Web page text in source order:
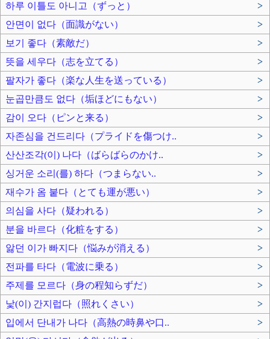
하루 이틀도 아니고（ずっと）
>
안면이 없다（面識がない）
>
보기 좋다（素敵だ）
>
뜻을 세우다（志を立てる）
>
팔자가 좋다（楽な人生を送っている）
>
눈곱만큼도 없다（垢ほどにもない）
>
감이 오다（ピンと来る）
>
자존심을 건드리다（プライドを傷つけ..
>
산산조각(이) 나다（ばらばらのかけ..
>
싱거운 소리(를) 하다（つまらない..
>
재수가 옴 붙다（とても運が悪い）
>
의심을 사다（疑われる）
>
분을 바르다（化粧をする）
>
앓던 이가 빠지다（悩みが消える）
>
전파를 타다（電波に乗る）
>
주제를 모르다（身の程知らずだ）
>
낯(이) 간지럽다（照れくさい）
>
입에서 단내가 나다（高熱の時鼻や口..
>